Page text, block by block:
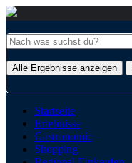
Alle Ergebnisse anzeigen
Startseite
Erlebnisse
Gastronomie
Shopping